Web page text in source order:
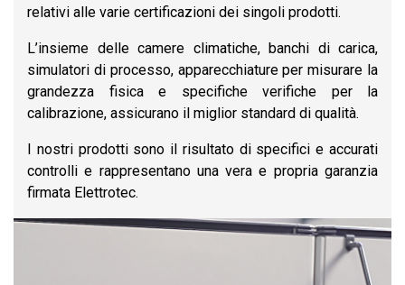
relativi alle varie certificazioni dei singoli prodotti.
L’insieme delle camere climatiche, banchi di carica,
simulatori di processo, apparecchiature per misurare la
grandezza fisica e specifiche verifiche per la
calibrazione, assicurano il miglior standard di qualità.
I nostri prodotti sono il risultato di specifici e accurati
controlli e rappresentano una vera e propria garanzia
firmata Elettrotec.